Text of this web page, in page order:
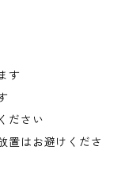
す
ださい
置はお避けくださ